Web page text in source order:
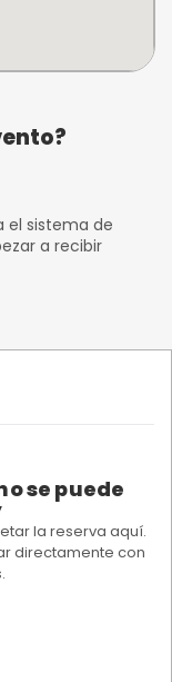
el sistema de
a recibir
se puede
la reserva aquí.
directamente con